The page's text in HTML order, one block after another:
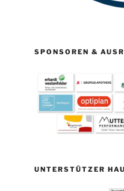
SPONSOREN &
UNTERSTÜTZER